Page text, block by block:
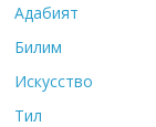
Адабият
Билим
Искусство
Тил